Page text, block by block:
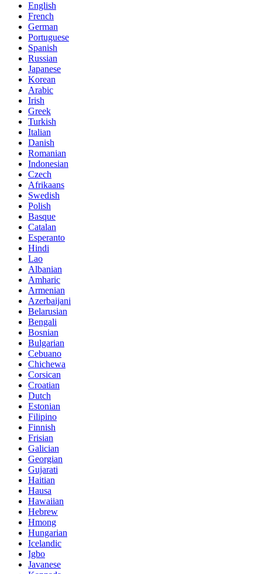
English
French
German
Portuguese
Spanish
Russian
Japanese
Korean
Arabic
Irish
Greek
Turkish
Italian
Danish
Romanian
Indonesian
Czech
Afrikaans
Swedish
Polish
Basque
Catalan
Esperanto
Hindi
Lao
Albanian
Amharic
Armenian
Azerbaijani
Belarusian
Bengali
Bosnian
Bulgarian
Cebuano
Chichewa
Corsican
Croatian
Dutch
Estonian
Filipino
Finnish
Frisian
Galician
Georgian
Gujarati
Haitian
Hausa
Hawaiian
Hebrew
Hmong
Hungarian
Icelandic
Igbo
Javanese